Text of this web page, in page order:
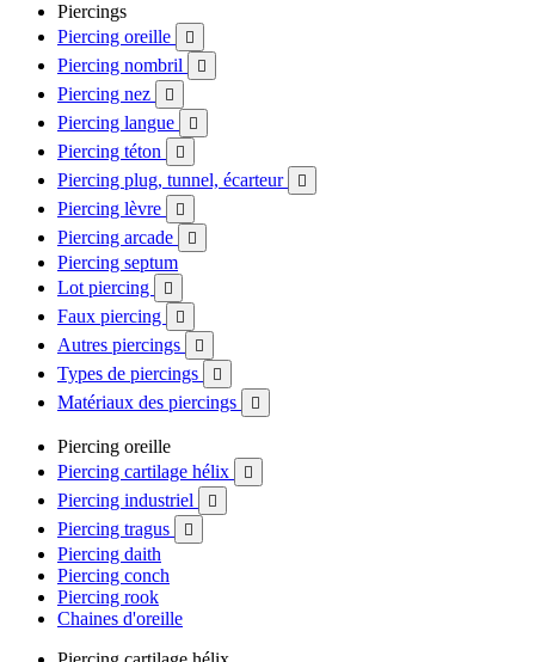
Piercings
Piercing oreille

Piercing nombril 
Piercing nez 
Piercing langue 
Piercing téton 
Piercing plug, tunnel, écarteur 
Piercing lèvre 
Piercing arcade 
Piercing septum
Lot piercing

Faux piercing 
Autres piercings 
Types de piercings 
Matériaux des piercings 
Piercing oreille
Piercing cartilage hélix

Piercing industriel 
Piercing tragus 
Piercing daith
Piercing conch
Piercing rook
Chaines d'oreille